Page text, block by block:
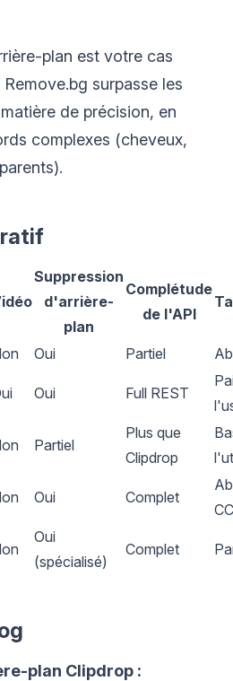
plan est votre cas
surpasse les
de précision, en
complexes (cheveux,
Suppression
d'arrière-
plan
Complétude
de l'API
Oui Partiel
Oui Full REST
Partiel
Plus que
Clipdrop
Oui Complet
CC
Oui
(spécialisé)
Complet
plan Clipdrop :